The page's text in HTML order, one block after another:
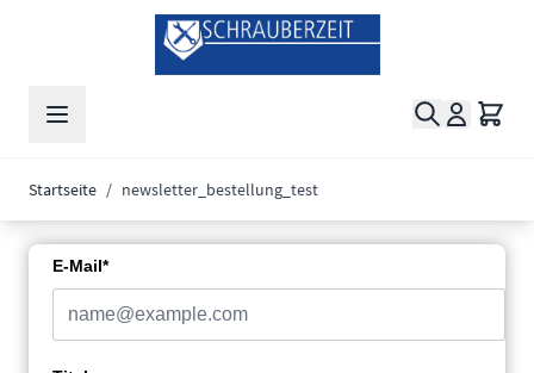
Zum Inhalt springen
Suche
Startseite / newsletter_bestellung_test
E-Mail*